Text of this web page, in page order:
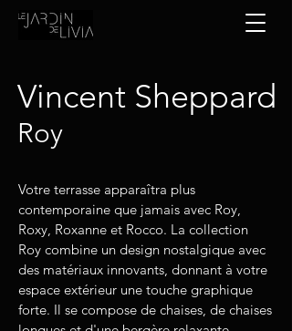
Vincent Sheppard
Roy
Votre terrasse apparaîtra plus
contemporaine que jamais avec Roy,
Roxy, Roxanne et Rocco. La collection
Roy combine un design nostalgique avec
des matériaux innovants, donnant à votre
espace extérieur une touche graphique
forte. Il se compose de chaises, de chaises